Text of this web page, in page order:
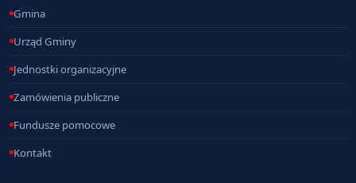
Gmina
Urząd Gminy
Jednostki organizacyjne
Zamówienia publiczne
Fundusze pomocowe
Kontakt